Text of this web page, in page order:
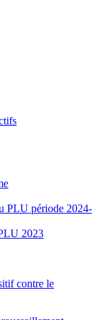
PLU période 2024-
2023
contre le